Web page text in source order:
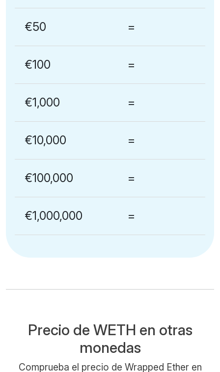
€50 =
€100 =
€1,000 =
€10,000 =
€100,000 =
€1,000,000 =
Precio de WETH en otras
monedas
Comprueba el precio de Wrapped Ether en